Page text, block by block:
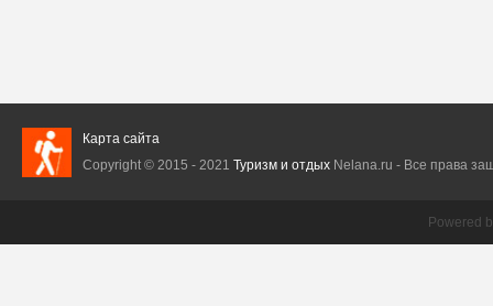
Карта сайта
Copyright © 2015 - 2021 Туризм и отдыхNelana.ru - Все права
Powered